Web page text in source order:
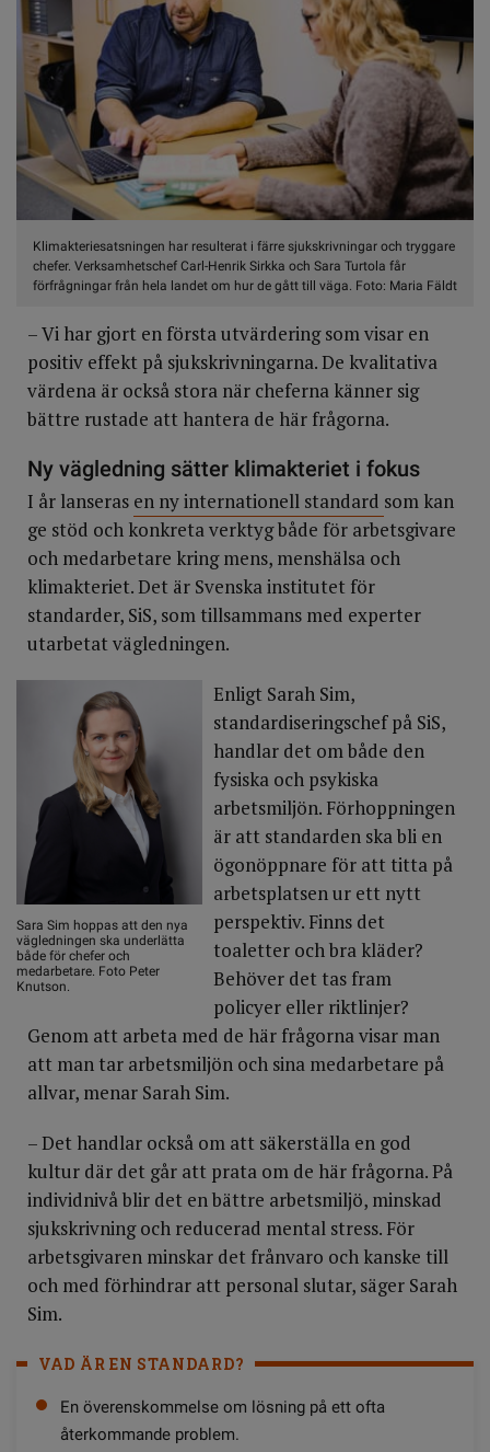
Klimakteriesatsningen har resulterat i färre sjukskrivningar och tryggare
chefer. Verksamhetschef Carl-Henrik Sirkka och Sara Turtola får
förfrågningar från hela landet om hur de gått till väga. Foto: Maria Fäldt
– Vi har gjort en första utvärdering som visar en
positiv effekt på sjukskrivningarna. De kvalitativa
värdena är också stora när cheferna känner sig
bättre rustade att hantera de här frågorna.
Ny vägledning sätter klimakteriet i fokus
I år lanseras en ny internationell standard som kan
ge stöd och konkreta verktyg både för arbetsgivare
och medarbetare kring mens, menshälsa och
klimakteriet. Det är Svenska institutet för
standarder, SiS, som tillsammans med experter
utarbetat vägledningen.
Sara Sim hoppas att den nya
vägledningen ska underlätta
både för chefer och
medarbetare. Foto Peter
Knutson.
Enligt Sarah Sim,
standardiseringschef på SiS,
handlar det om både den
fysiska och psykiska
arbetsmiljön. Förhoppningen
är att standarden ska bli en
ögonöppnare för att titta på
arbetsplatsen ur ett nytt
perspektiv. Finns det
toaletter och bra kläder?
Behöver det tas fram
policyer eller riktlinjer?
Genom att arbeta med de här frågorna visar man
att man tar arbetsmiljön och sina medarbetare på
allvar, menar Sarah Sim.
– Det handlar också om att säkerställa en god
kultur där det går att prata om de här frågorna. På
individnivå blir det en bättre arbetsmiljö, minskad
sjukskrivning och reducerad mental stress. För
arbetsgivaren minskar det frånvaro och kanske till
och med förhindrar att personal slutar, säger Sarah
Sim.
VAD ÄR EN STANDARD?
En överenskommelse om lösning på ett ofta
återkommande problem.